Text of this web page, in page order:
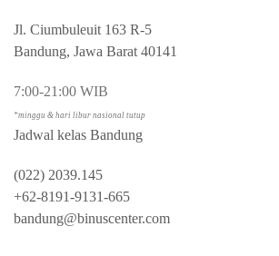
Jl. Ciumbuleuit 163 R-5
Bandung, Jawa Barat 40141
7:00-21:00 WIB
*minggu & hari libur nasional tutup
Jadwal kelas Bandung
(022) 2039.145
+62-8191-9131-665
bandung@binuscenter.com